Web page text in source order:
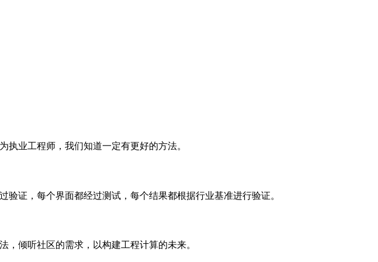
业工程师，我们知道一定有更好的方法。
证，每个界面都经过测试，每个结果都根据行业基准进行验证。
倾听社区的需求，以构建工程计算的未来。